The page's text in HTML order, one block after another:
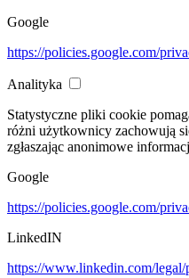
Google
https://policies.google.com/
Analityka
Statystyczne pliki cookie
różni użytkownicy zachowują
zgłaszając anonimowe
Google
https://policies.google.com/
LinkedIN
https://www.linkedin.com/